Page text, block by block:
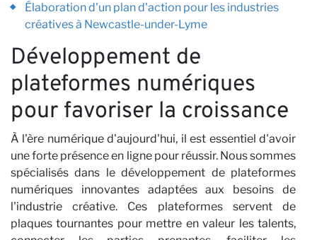
Élaboration d'un plan d'action pour les industries
créatives à Newcastle-under-Lyme
Développement de
plateformes numériques
pour favoriser la croissance
À l'ère numérique d'aujourd'hui, il est essentiel d'avoir
une forte présence en ligne pour réussir. Nous sommes
spécialisés dans le développement de plateformes
numériques innovantes adaptées aux besoins de
l'industrie créative. Ces plateformes servent de
plaques tournantes pour mettre en valeur les talents,